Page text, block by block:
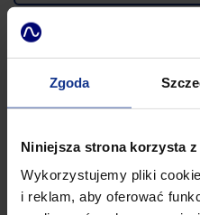
Zgoda
Niniejsza strona korzysta
Wykorzystujemy pliki
i reklam, aby oferować
umożliwienia kontaktu ze
przetwarzane zgodnie z